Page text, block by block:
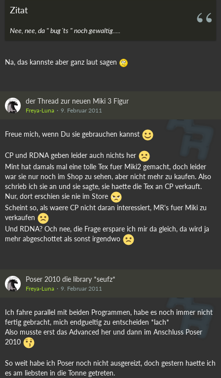
Zitat
Nee, nee, da " bug´ts " noch gewaltig.....
Na, das kannste aber ganz laut sagen
der Thread zur neuen Miki 3 Figur
Freya-Luna 9. Februar 2011
Freue mich, wenn Du sie gebrauchen kannst
CP und RDNA geben leider auch nichts her
Mint hat damals mal eine tolle Tex fuer Miki2 gemacht, doch leider
war sie nur noch im Shop zu sehen, aber nicht mehr zu kaufen. Also
schrieb ich sie an und sie sagte, sie haette die Tex an CP verkauft.
Nur, dort erschien sie nie im Store
Scheint so, als waere CP nicht daran interessiert, MR's fuer Miki zu
verkaufen
Und RDNA? Och nee, die Frage erspare ich mir da gleich, da wird ja
mehr abgeschottet als sonst irgendwo
Poser 2010 die library *seufz*
Freya-Luna 9. Februar 2011
Ich fahre parallel mit beiden Programmen, habe es noch immer nicht
fertig gebracht, mich endgueltig zu entscheiden *lach*
Also musste erst das Advanced her und dann im Anschluss Poser
2010
So weit habe ich Poser noch nicht ausgereizt, doch gestern haette ich
es am liebsten in die Tonne getreten.